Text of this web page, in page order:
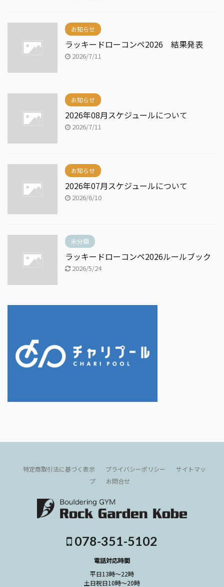
お知らせ
ラッキードローコンペ2026 結果発表
2026/7/11
お知らせ
2026年08月スケジュールについて
2026/7/11
お知らせ
2026年07月スケジュールについて
2026/6/10
未分類
ラッキードローコンペ2026ルールブック
2026/5/24
特定商取引法に基づく表示 プライバシーポリシー
サイトマッ
プ
お問合せ
078-351-5102
電話対応時間
平日13時～22時
土日祝日10時～20時